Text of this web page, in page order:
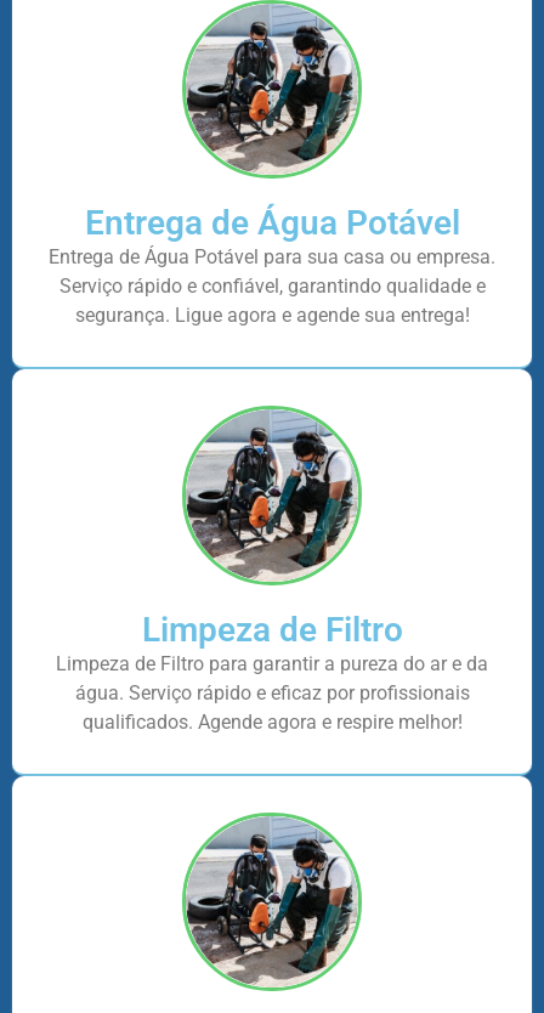
Entrega de Água Potável
Entrega de Água Potável para sua casa ou empresa.
Serviço rápido e confiável, garantindo qualidade e
segurança. Ligue agora e agende sua entrega!
Limpeza de Filtro
Limpeza de Filtro para garantir a pureza do ar e da
água. Serviço rápido e eficaz por profissionais
qualificados. Agende agora e respire melhor!